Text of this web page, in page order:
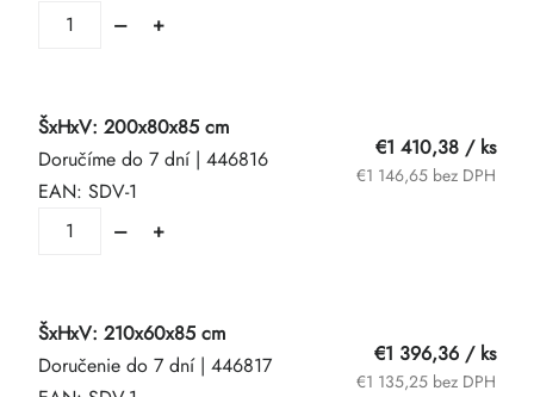
ŠxHxV: 200x80x85 cm
Doručíme do 7 dní | 446816
EAN: SDV-1
€1 410,38 / ks
€1 146,65 bez DPH
ŠxHxV: 210x60x85 cm
Doručenie do 7 dní | 446817
€1 396,36 / ks
€1 135,25 bez DPH